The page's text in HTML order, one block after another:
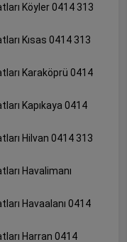
Köyler 0414 313
Kısas 0414 313
Karaköprü 0414
Kapıkaya 0414
Hilvan 0414 313
Havalimanı
Havaalanı 0414
Harran 0414